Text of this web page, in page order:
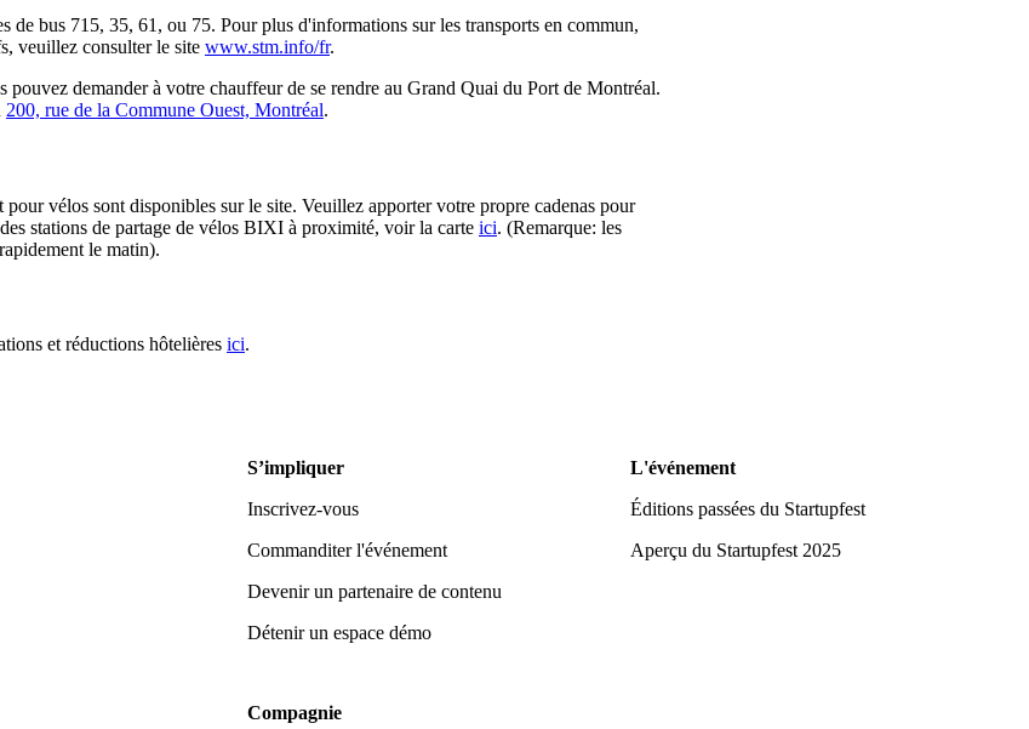
de bus 715, 35, 61, ou 75. Pour plus d'informations sur les transports en commun,
veuillez consulter le site www.stm.info/fr.
pouvez demander à votre chauffeur de se rendre au Grand Quai du Port de Montréal.
200, rue de la Commune Ouest, Montréal.
pour vélos sont disponibles sur le site. Veuillez apporter votre propre cadenas pour
stations de partage de vélos BIXI à proximité, voir la carte ici. (Remarque: les
le matin).
et réductions hôtelières ici.
S’impliquer
Inscrivez-vous
Commanditer l'événement
Devenir un partenaire de contenu
Détenir un espace démo
L'événement
Éditions passées du Startupfest
Aperçu du Startupfest 2025
Compagnie